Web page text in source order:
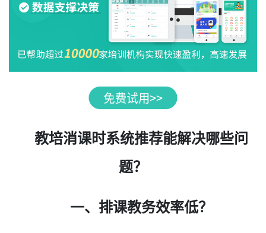
教培消课时系统推荐能解决哪些问
题？
一、排课教务效率低？